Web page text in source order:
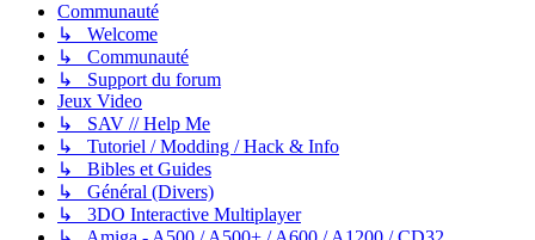
Communauté
↳ Welcome
↳ Communauté
↳ Support du forum
Jeux Video
↳ SAV // Help Me
↳ Tutoriel / Modding / Hack & Info
↳ Bibles et Guides
↳ Général (Divers)
↳ 3DO Interactive Multiplayer